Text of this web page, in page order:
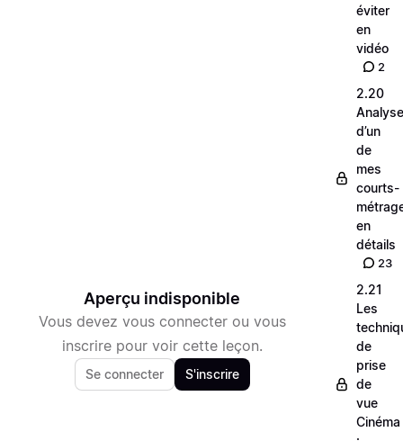
Aperçu indisponible
Vous devez vous connecter ou vous
inscrire pour voir cette leçon.
Se connecter S'inscrire
éviter
en
vidéo
2
2.20
Analyse
d’un
de
mes
courts-
en
détails
23
2.21
Les
de
prise
de
vue
Cinéma